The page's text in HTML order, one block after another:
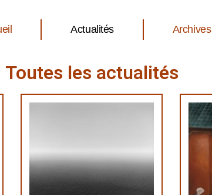
Actualités Archives
Toutes les actualités